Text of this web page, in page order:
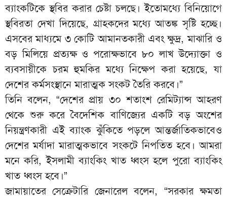
ব্যাংকটিকে স্থবির করার চেষ্টা চলছে। ইতোমধ্যে বিনিয়োগে
স্থবিরতা দেখা দিয়েছে, গ্রাহকদের মধ্যে আতঙ্ক সৃষ্টি হচ্ছে।
এসবের মাধ্যমে ৩ কোটি আমানতকারী এবং ক্ষুদ্র, মাঝারি ও
বড় মিলিয়ে প্রত্যক্ষ ও পরোক্ষভাবে ৮০ লাখ উদ্যোক্তা ও
ব্যবসায়ীকে চরম হুমকির মধ্যে নিক্ষেপ করা হয়েছে, যা
দেশের কর্মসংস্থানে মারাত্মক সংকট তৈরি করবে।”
তিনি বলেন, “দেশের প্রায় ৩০ শতাংশ রেমিট্যান্স আহরণ
থেকে শুরু করে বৈদেশিক বাণিজ্যের একটি বড় অংশের
নিয়ন্ত্রণকারী এই ব্যাংক ঝুঁকিতে পড়লে আন্তর্জাতিকভাবেও
দেশের মর্যাদা মারাত্মকভাবে সংকটে নিপতিত হবে। আমরা
মনে করি, ইসলামী ব্যাংকিং খাত ধ্বংস হলে পুরো ব্যাংকিং
খাত ধ্বংস হবে।”
জামায়াতের সেক্রেটারি জেনারেল বলেন, “সরকার ক্ষমতা